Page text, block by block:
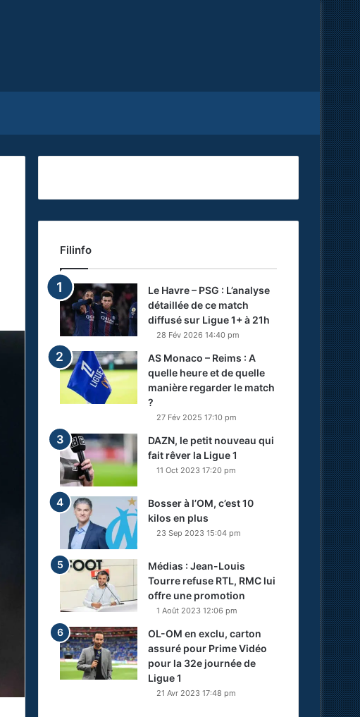
Filinfo
Le Havre – PSG : L’analyse
détaillée de ce match
diffusé sur Ligue 1+ à 21h
28 Fév 2026 14:40 pm
AS Monaco – Reims : A
quelle heure et de quelle
manière regarder le match
?
27 Fév 2025 17:10 pm
DAZN, le petit nouveau qui
fait rêver la Ligue 1
11 Oct 2023 17:20 pm
Bosser à l’OM, c’est 10
kilos en plus
23 Sep 2023 15:04 pm
Médias : Jean-Louis
Tourre refuse RTL, RMC lui
offre une promotion
1 Août 2023 12:06 pm
OL-OM en exclu, carton
assuré pour Prime Vidéo
pour la 32e journée de
Ligue 1
21 Avr 2023 17:48 pm